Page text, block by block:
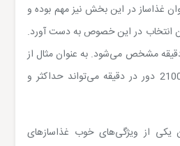
غذاساز در این بخش نیز مهم بوده و
انتخاب در این خصوص به دست آورد.
مشخص می‌شود. به عنوان مثال از
16500 دور در دقیقه تا 21000 دور در دقیقه می‌تواند حداکثر و
یکی از ویژگی‌های خوب غذاسازهای